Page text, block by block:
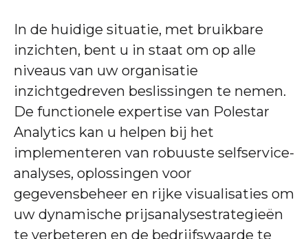
In de huidige situatie, met bruikbare
inzichten, bent u in staat om op alle
niveaus van uw organisatie
inzichtgedreven beslissingen te nemen.
De functionele expertise van Polestar
Analytics kan u helpen bij het
implementeren van robuuste selfservice-
analyses, oplossingen voor
gegevensbeheer en rijke visualisaties om
uw dynamische prijsanalysestrategieën
te verbeteren en de bedrijfswaarde te